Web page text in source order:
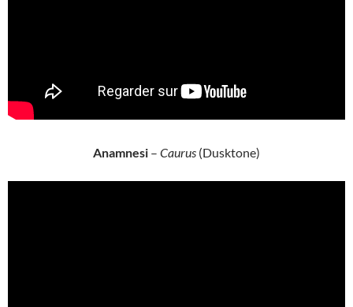
Anamnesi – Caurus (Dusktone)